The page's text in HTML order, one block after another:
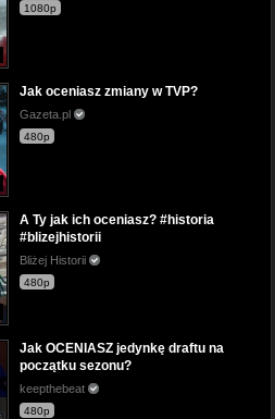
1080p
Jak oceniasz zmiany w TVP?
Gazeta.pl
480p
A Ty jak ich oceniasz? #historia
#blizejhistorii
Bliżej Historii
480p
Jak OCENIASZ jedynkę draftu na
początku sezonu?
keepthebeat
480p